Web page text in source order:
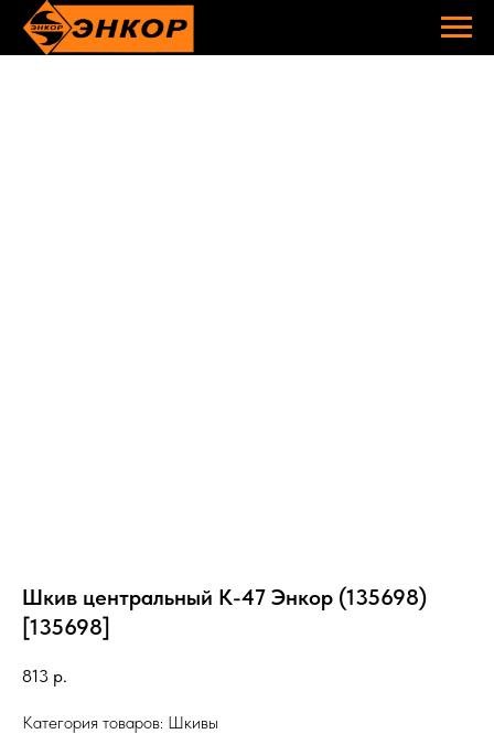
Шкив центральный К-47 Энкор (135698)
[135698]
813 р.
Категория товаров: Шкивы